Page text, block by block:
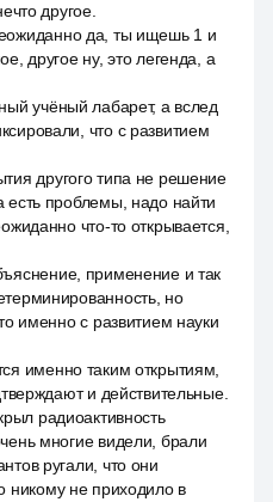
другое.
да, ты ищешь 1 и
другое ну, это легенда, а
учёный лабарет, а вслед
что с развитием
другого типа не решение
есть проблемы, надо найти
что-то открывается,
применение и так
но
именно с развитием науки
именно таким открытиям,
и действительные.
радиоактивность
многие видели, брали
ругали, что они
никому не приходило в